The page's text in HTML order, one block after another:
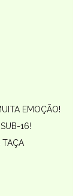
EMOÇÃO!
16!
TAÇA